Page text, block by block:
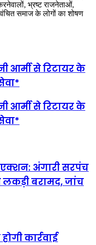
भ्रष्ट राजनेताओं,
वंचित समाज के लोगों का शोषण
आर्मी से रिटायर के
आर्मी से रिटायर के
अंगारी सरपंच
लकड़ी बरामद, जांच
कार्रवाई